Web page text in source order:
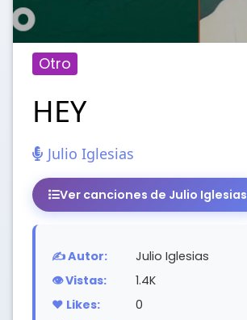
Otro
HEY
Julio Iglesias
Ver canciones de Julio Iglesias
✍️ Autor:
Julio Iglesias
👁️ Vistas:
1.4K
❤️ Likes:
0